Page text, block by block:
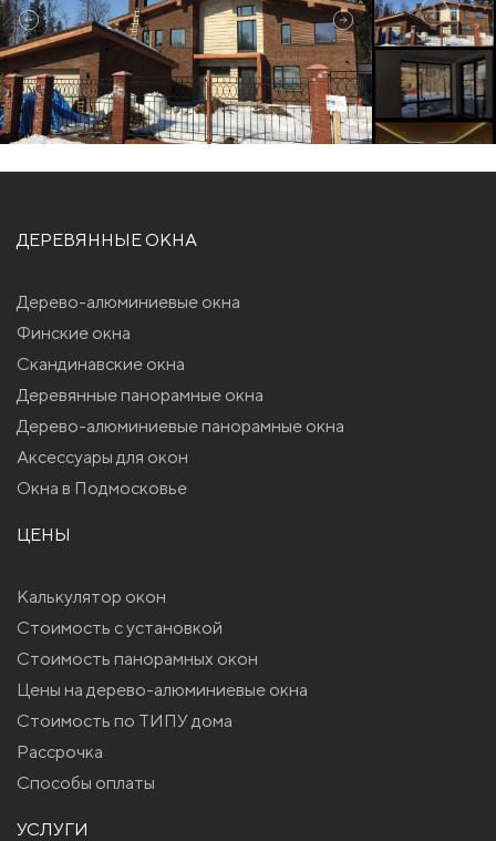
ДЕРЕВЯННЫЕ ОКНА
Дерево-алюминиевые окна
Финские окна
Скандинавские окна
Деревянные панорамные окна
Дерево-алюминиевые панорамные окна
Аксессуары для окон
Окна в Подмосковье
ЦЕНЫ
Калькулятор окон
Стоимость с установкой
Стоимость панорамных окон
Цены на дерево-алюминиевые окна
Стоимость по ТИПУ дома
Рассрочка
Способы оплаты
УСЛУГИ